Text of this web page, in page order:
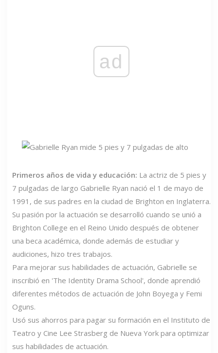
ad
Primeros años de vida y educación: La actriz de 5 pies y
7 pulgadas de largo Gabrielle Ryan nació el 1 de mayo de
1991, de sus padres en la ciudad de Brighton en Inglaterra.
Su pasión por la actuación se desarrolló cuando se unió a
Brighton College en el Reino Unido después de obtener
una beca académica, donde además de estudiar y
audiciones, hizo tres trabajos.
Para mejorar sus habilidades de actuación, Gabrielle se
inscribió en 'The Identity Drama School', donde aprendió
diferentes métodos de actuación de John Boyega y Femi
Oguns.
Usó sus ahorros para pagar su formación en el Instituto de
Teatro y Cine Lee Strasberg de Nueva York para optimizar
sus habilidades de actuación.